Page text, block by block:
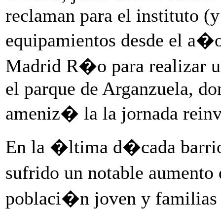
reclaman para el instituto
equipamientos desde el
Madrid R�o para realizar
el parque de Arganzuela,
ameniz� la la jornada
En la �ltima d�cada
sufrido un notable
poblaci�n joven y familias